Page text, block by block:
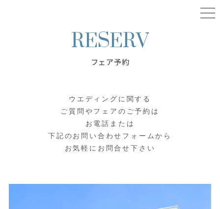
フェア予約
ウエディングに関する
ご質問やフェアのご予約は
お電話または
下記のお問い合わせフォームから
お気軽にお問合せ下さい